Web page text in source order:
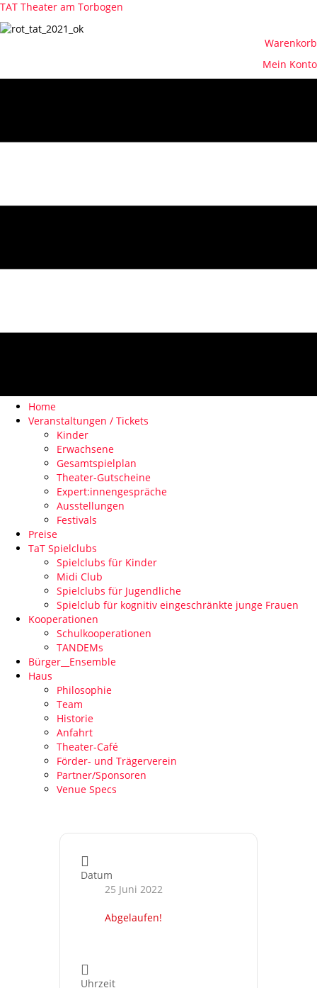
TAT Theater am Torbogen
Warenkorb
Mein Konto
Home
Veranstaltungen / Tickets
Kinder
Erwachsene
Gesamtspielplan
Theater-Gutscheine
Expert:innengespräche
Ausstellungen
Festivals
Preise
TaT Spielclubs
Spielclubs für Kinder
Midi Club
Spielclubs für Jugendliche
Spielclub für kognitiv eingeschränkte junge Frauen
Kooperationen
Schulkooperationen
TANDEMs
Bürger__Ensemble
Haus
Philosophie
Team
Historie
Anfahrt
Theater-Café
Förder- und Trägerverein
Partner/Sponsoren
Venue Specs
Datum
25 Juni 2022
Abgelaufen!
Uhrzeit